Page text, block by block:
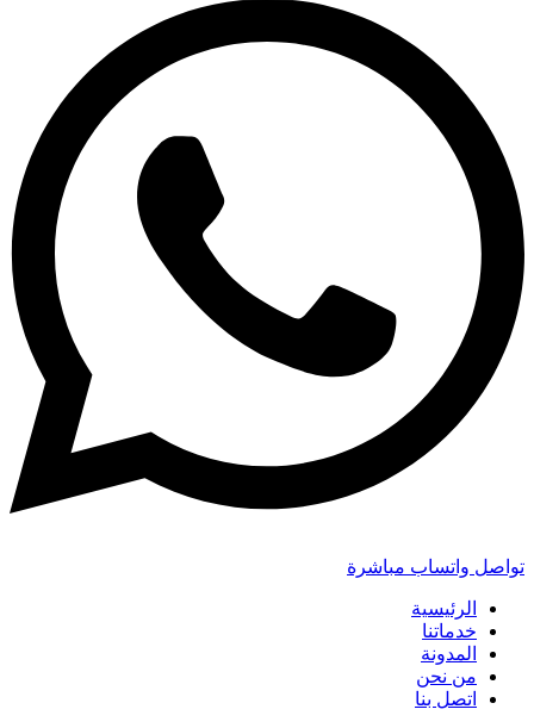
تواصل واتساب مباشرة
الرئيسية
خدماتنا
المدونة
من نحن
اتصل بنا